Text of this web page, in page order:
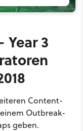
Year 3
Content-
Outbreak-
geben.